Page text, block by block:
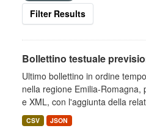
Filter Results
Bollettino testuale
Ultimo bollettino in ordine
nella regione Emilia-Romagna,
e XML, con l'aggiunta della
CSV JSON